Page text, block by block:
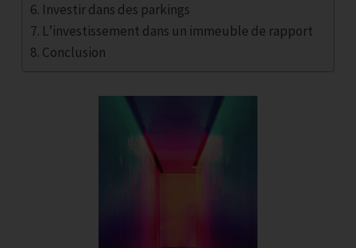
Investir dans des parkings
L’investissement dans un immeuble de rapport
Conclusion